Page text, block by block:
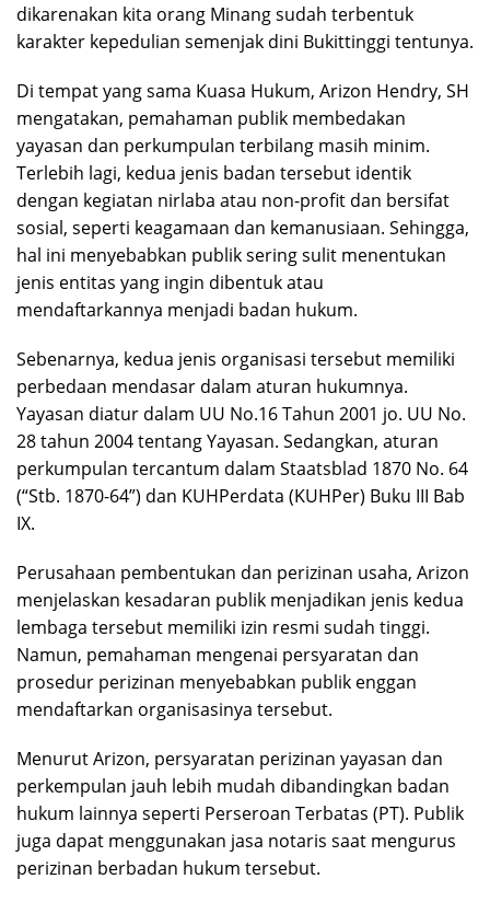
dikarenakan kita orang Minang sudah terbentuk
karakter kepedulian semenjak dini Bukittinggi tentunya.
Di tempat yang sama Kuasa Hukum, Arizon Hendry, SH
mengatakan, pemahaman publik membedakan
yayasan dan perkumpulan terbilang masih minim.
Terlebih lagi, kedua jenis badan tersebut identik
dengan kegiatan nirlaba atau non-profit dan bersifat
sosial, seperti keagamaan dan kemanusiaan. Sehingga,
hal ini menyebabkan publik sering sulit menentukan
jenis entitas yang ingin dibentuk atau
mendaftarkannya menjadi badan hukum.
Sebenarnya, kedua jenis organisasi tersebut memiliki
perbedaan mendasar dalam aturan hukumnya.
Yayasan diatur dalam UU No.16 Tahun 2001 jo. UU No.
28 tahun 2004 tentang Yayasan. Sedangkan, aturan
perkumpulan tercantum dalam Staatsblad 1870 No. 64
(“Stb. 1870-64”) dan KUHPerdata (KUHPer) Buku III Bab
IX.
Perusahaan pembentukan dan perizinan usaha, Arizon
menjelaskan kesadaran publik menjadikan jenis kedua
lembaga tersebut memiliki izin resmi sudah tinggi.
Namun, pemahaman mengenai persyaratan dan
prosedur perizinan menyebabkan publik enggan
mendaftarkan organisasinya tersebut.
Menurut Arizon, persyaratan perizinan yayasan dan
perkempulan jauh lebih mudah dibandingkan badan
hukum lainnya seperti Perseroan Terbatas (PT). Publik
juga dapat menggunakan jasa notaris saat mengurus
perizinan berbadan hukum tersebut.